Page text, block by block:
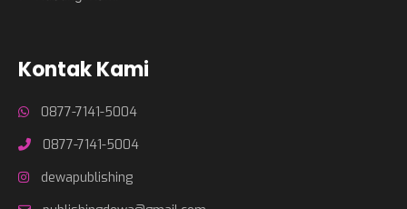
Kontak Kami
0877-7141-5004
0877-7141-5004
dewapublishing